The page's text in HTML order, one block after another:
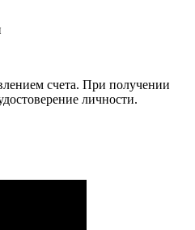
счета. При получении
личности.